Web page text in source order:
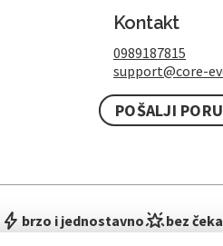
Kontakt
0989187815
support@core-
POŠALJI
brzo i jednostavno bez